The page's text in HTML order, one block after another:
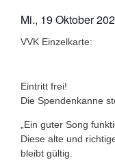
Mi., 19 Oktober
VVK Einzelkarte:
Eintritt frei!
Die Spendenkanne
„Ein guter Song
Diese alte und
bleibt gültig.